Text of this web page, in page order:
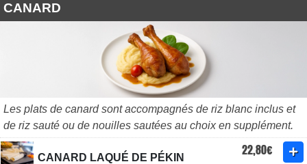
CANARD
Les plats de canard sont accompagnés de riz blanc inclus et
de riz sauté ou de nouilles sautées au choix en supplément.
CANARD LAQUÉ DE PÉKIN 22,80€